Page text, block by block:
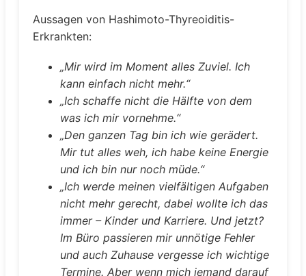
Aussagen von Hashimoto-Thyreoiditis-
Erkrankten:
„Mir wird im Moment alles Zuviel. Ich
kann einfach nicht mehr.“
„Ich schaffe nicht die Hälfte von dem
was ich mir vornehme.“
„Den ganzen Tag bin ich wie gerädert.
Mir tut alles weh, ich habe keine Energie
und ich bin nur noch müde.“
„Ich werde meinen vielfältigen Aufgaben
nicht mehr gerecht, dabei wollte ich das
immer – Kinder und Karriere. Und jetzt?
Im Büro passieren mir unnötige Fehler
und auch Zuhause vergesse ich wichtige
Termine. Aber wenn mich jemand darauf